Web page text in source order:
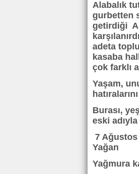
Alabalık
gurbetten
getirdiği
adeta
kasaba
çok farklı
Yaşam,
Burası,
eski
7 Ağustos
Yağan
Yağmura